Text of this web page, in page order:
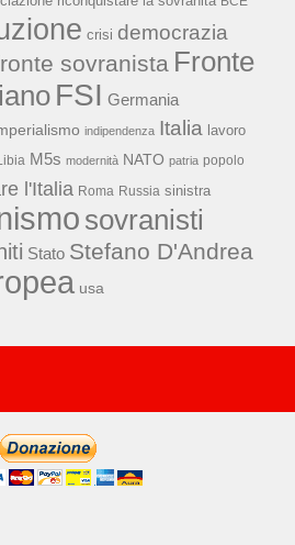
crisi democrazia
sovranista Fronte
FSI Germania
indipendenza Italia lavoro
M5s modernità NATO patria popolo
l'Italia Roma Russia sinistra
sovranisti
Stato Stefano D'Andrea
usa